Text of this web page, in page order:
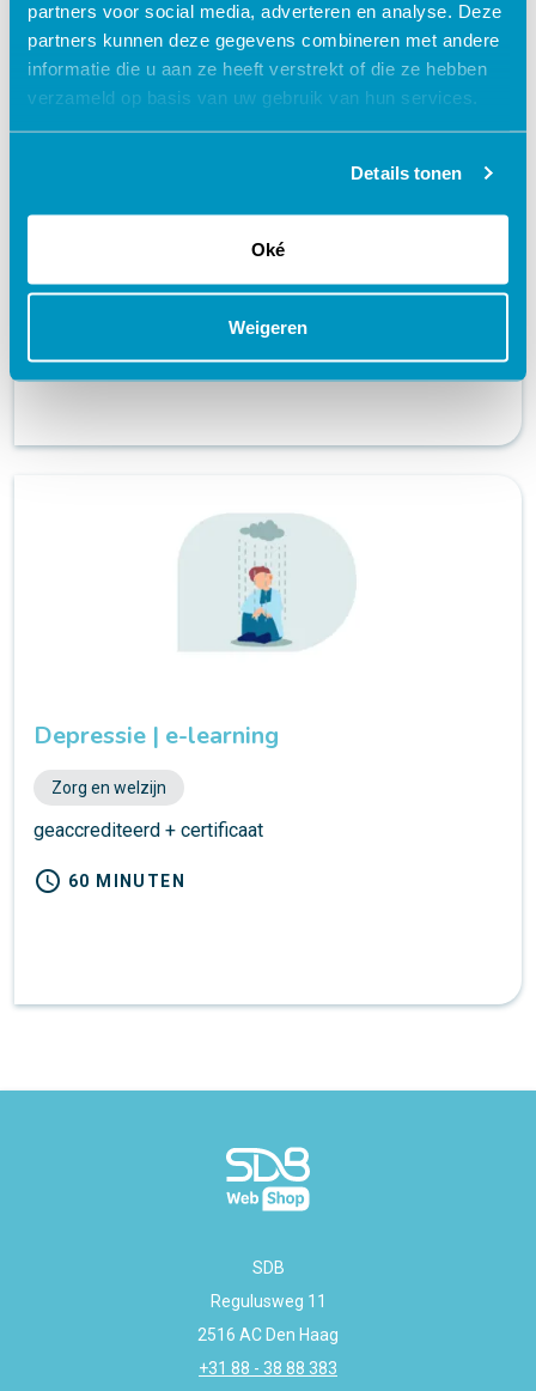
partners voor social media, adverteren en analyse. Deze
partners kunnen deze gegevens combineren met andere
informatie die u aan ze heeft verstrekt of die ze hebben
verzameld op basis van uw gebruik van hun services.
Details tonen
Oké
Weigeren
Zeldzaam in de praktijk - Jeugdartsen
Depressie | e-learning
Zorg en welzijn
geaccrediteerd + certificaat
schedule 60 MINUTEN
SDB
Regulusweg 11
2516 AC Den Haag
+31 88 - 38 88 383